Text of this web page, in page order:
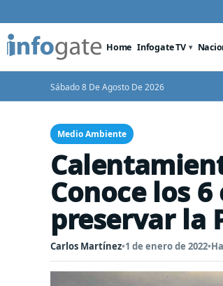
Home Infogate TV
Sábado 8 De Agosto De 2026
Medio Ambiente
Conoce los
preservar la
Carlos Martínez•1 de enero de 2022•